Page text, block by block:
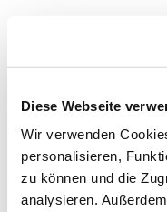
Diese Webseite
Wir verwenden
personalisieren,
zu können und die
analysieren.